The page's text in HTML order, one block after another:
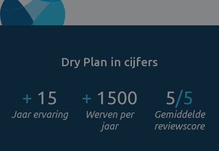
Dry Plan in cijfers
+ 15
Jaar ervaring
+ 1500
Werven per
jaar
5/5
Gemiddelde
reviewscore